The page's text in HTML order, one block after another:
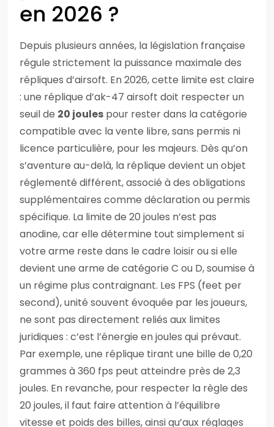
en 2026 ?
Depuis plusieurs années, la législation française
régule strictement la puissance maximale des
répliques d’airsoft. En 2026, cette limite est claire
: une réplique d’ak-47 airsoft doit respecter un
seuil de 20 joules pour rester dans la catégorie
compatible avec la vente libre, sans permis ni
licence particulière, pour les majeurs. Dès qu’on
s’aventure au-delà, la réplique devient un objet
réglementé différent, associé à des obligations
supplémentaires comme déclaration ou permis
spécifique. La limite de 20 joules n’est pas
anodine, car elle détermine tout simplement si
votre arme reste dans le cadre loisir ou si elle
devient une arme de catégorie C ou D, soumise à
un régime plus contraignant. Les FPS (feet per
second), unité souvent évoquée par les joueurs,
ne sont pas directement reliés aux limites
juridiques : c’est l’énergie en joules qui prévaut.
Par exemple, une réplique tirant une bille de 0,20
grammes à 360 fps peut atteindre près de 2,3
joules. En revanche, pour respecter la règle des
20 joules, il faut faire attention à l’équilibre
vitesse et poids des billes, ainsi qu’aux réglages